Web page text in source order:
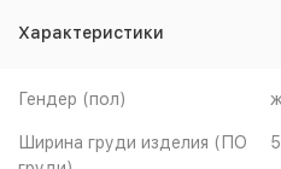
Характеристики
Гендер (пол)
Ширина груди изделия (ПО